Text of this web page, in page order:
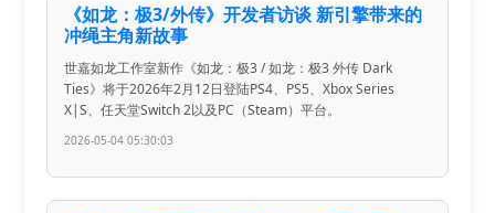
《如龙：极3/外传》开发者访谈 新引擎带来的
冲绳主角新故事
世嘉如龙工作室新作《如龙：极3 / 如龙：极3 外传 Dark
Ties》将于2026年2月12日登陆PS4、PS5、Xbox Series
X|S、任天堂Switch 2以及PC（Steam）平台。
2026-05-04 05:30:03